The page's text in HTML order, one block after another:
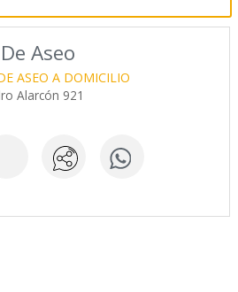
Aseo
ASEO A DOMICILIO
Alarcón 921